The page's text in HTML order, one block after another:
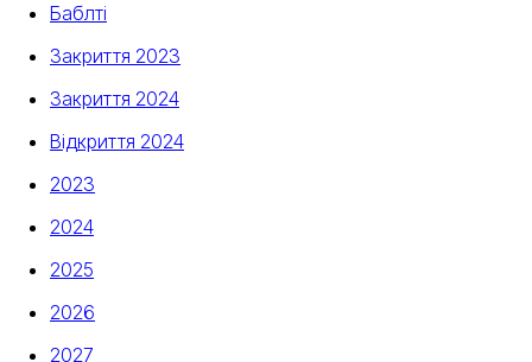
Баблті
Закриття 2023
Закриття 2024
Відкриття 2024
2023
2024
2025
2026
2027